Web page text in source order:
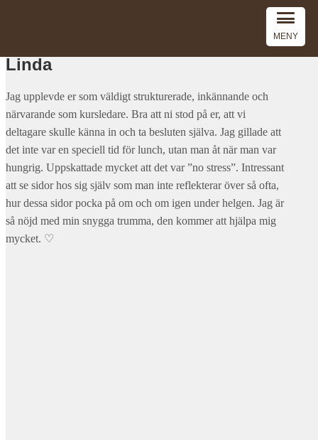
MENY
Linda
Jag upplevde er som väldigt strukturerade, inkännande och
närvarande som kursledare. Bra att ni stod på er, att vi
deltagare skulle känna in och ta besluten själva. Jag gillade att
det inte var en speciell tid för lunch, utan man åt när man var
hungrig. Uppskattade mycket att det var ”no stress”. Intressant
att se sidor hos sig själv som man inte reflekterar över så ofta,
hur dessa sidor pocka på om och om igen under helgen. Jag är
så nöjd med min snygga trumma, den kommer att hjälpa mig
mycket. ♡